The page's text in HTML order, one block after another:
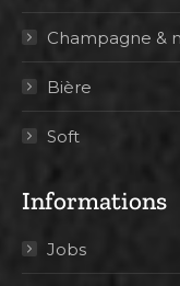
Champagne &
Bière
Soft
Informations
Jobs